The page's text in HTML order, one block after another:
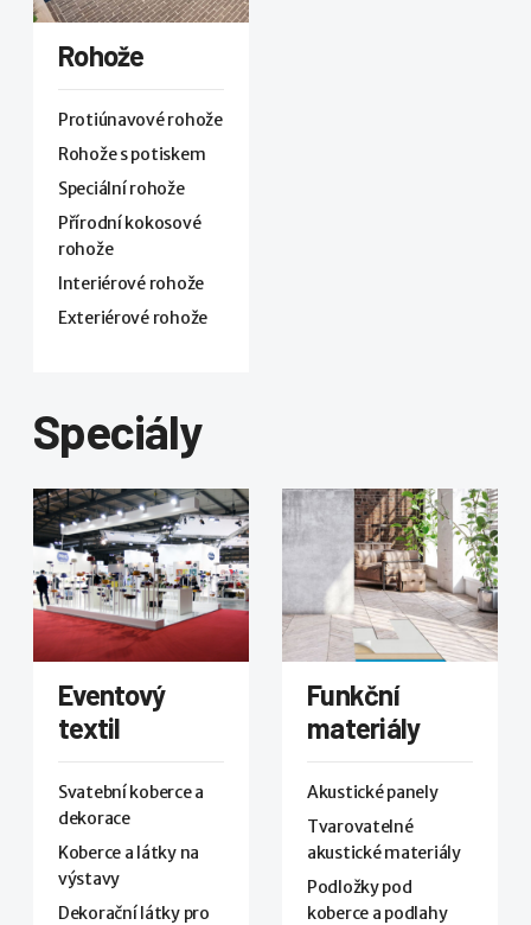
Rohože
Protiúnavové rohože
Rohože s potiskem
Speciální rohože
Přírodní kokosové
rohože
Interiérové rohože
Exteriérové rohože
Speciály
Eventový
textil
Svatební koberce a
dekorace
Koberce a látky na
výstavy
Dekorační látky pro
Funkční
materiály
Akustické panely
Tvarovatelné
akustické materiály
Podložky pod
koberce a podlahy